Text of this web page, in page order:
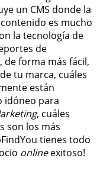
un CMS donde la
es mucho
la tecnología de
de
forma más fácil,
tu marca, cuáles
están
idóneo para
, cuáles
son los más
tienes todo
onlineexitoso!